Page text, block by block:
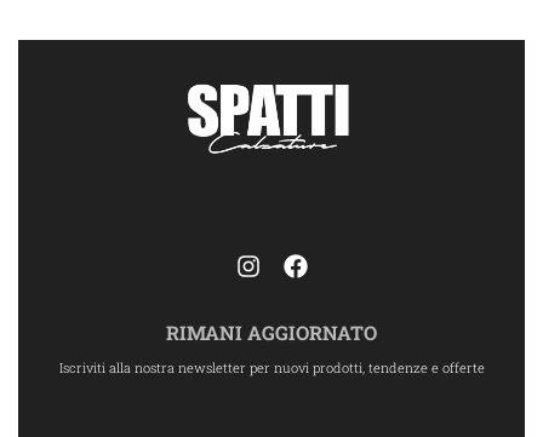
RIMANI AGGIORNATO
Iscriviti alla nostra newsletter per nuovi prodotti, tendenze e offerte